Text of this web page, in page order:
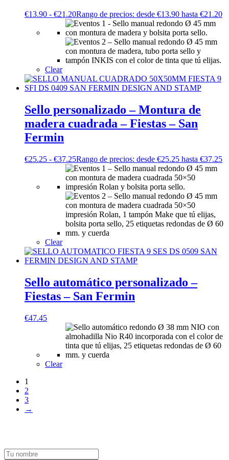
€13.90 - €21.20Rango de precios: desde €13.90 hasta €21.20
Clear
Sello personalizado – Montura de
madera cuadrada – Fiestas – San
Fermin
€25.25 - €37.25Rango de precios: desde €25.25 hasta €37.25
Clear
Sello automático personalizado –
Fiestas – San Fermin
€47.45
Clear
1
2
3
→